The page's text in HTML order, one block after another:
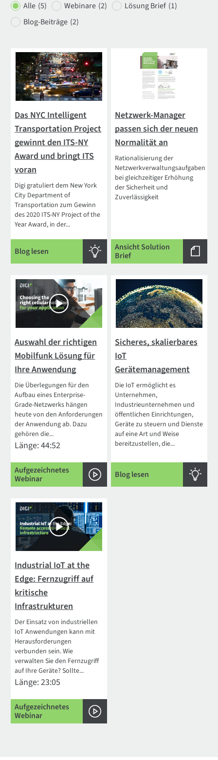
Alle (5) Webinare (2) Lösung Brief (1)
Blog-Beiträge (2)
Das NYC Intelligent
Transportation Project
gewinnt den ITS-NY
Award und bringt ITS
voran
Digi gratuliert dem New York
City Department of
Transportation zum Gewinn
des 2020 ITS-NY Project of the
Year Award, in der...
Blog lesen
Netzwerk-Manager
passen sich der neuen
Normalität an
Rationalisierung der
Netzwerkverwaltungsaufgaben
bei gleichzeitiger Erhöhung
der Sicherheit und
Zuverlässigkeit
Ansicht Solution
Brief
Auswahl der richtigen
Mobilfunk Lösung für
Ihre Anwendung
Die Überlegungen für den
Aufbau eines Enterprise-
Grade-Netzwerks hängen
heute von den Anforderungen
der Anwendung ab. Dazu
gehören die...
Länge: 44:52
Aufgezeichnetes
Webinar
Sicheres, skalierbares
IoT
Gerätemanagement
Die IoT ermöglicht es
Unternehmen,
Industrieunternehmen und
öffentlichen Einrichtungen,
Geräte zu steuern und Dienste
auf eine Art und Weise
bereitzustellen, die...
Blog lesen
Industrial IoT at the
Edge: Fernzugriff auf
kritische
Infrastrukturen
Der Einsatz von industriellen
IoT Anwendungen kann mit
Herausforderungen
verbunden sein. Wie
verwalten Sie den Fernzugriff
auf Ihre Geräte? Sollte...
Länge: 23:05
Aufgezeichnetes
Webinar